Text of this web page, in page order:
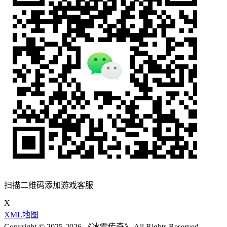
扫描二维码添加游戏客服
X
XML地图